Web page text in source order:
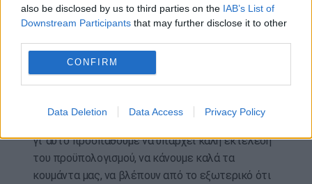
also be disclosed by us to third parties on the IAB’s List of
Downstream Participants that may further disclose it to other
CONFIRM
Data Deletion Data Access Privacy Policy
Και προσέθεσε: «Προφανώς χρειάζεται όποιο
φορολογικές ελαφρύνσεις, οι οποίες θα είναι
άμεσες και αισθητές σε κάθε πολίτη, όπως και
στις δημόσιες επενδύσεις» σε έργα υποδομών, σε
υγεία, παιδεία, «πράγματα που επιστρέφουν στον
γι’ αυτό προσπαθούμε να υπάρχει καλή εκτέλεση
του προϋπολογισμού, να κάνουμε καλά τα
κουμάντα μας, να βλέπουν από το εξωτερικό ότι